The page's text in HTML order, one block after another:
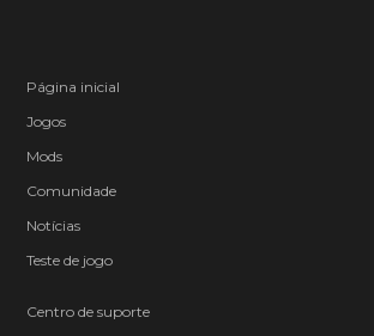
Página inicial
Jogos
Mods
Comunidade
Notícias
Teste de jogo
Centro de suporte